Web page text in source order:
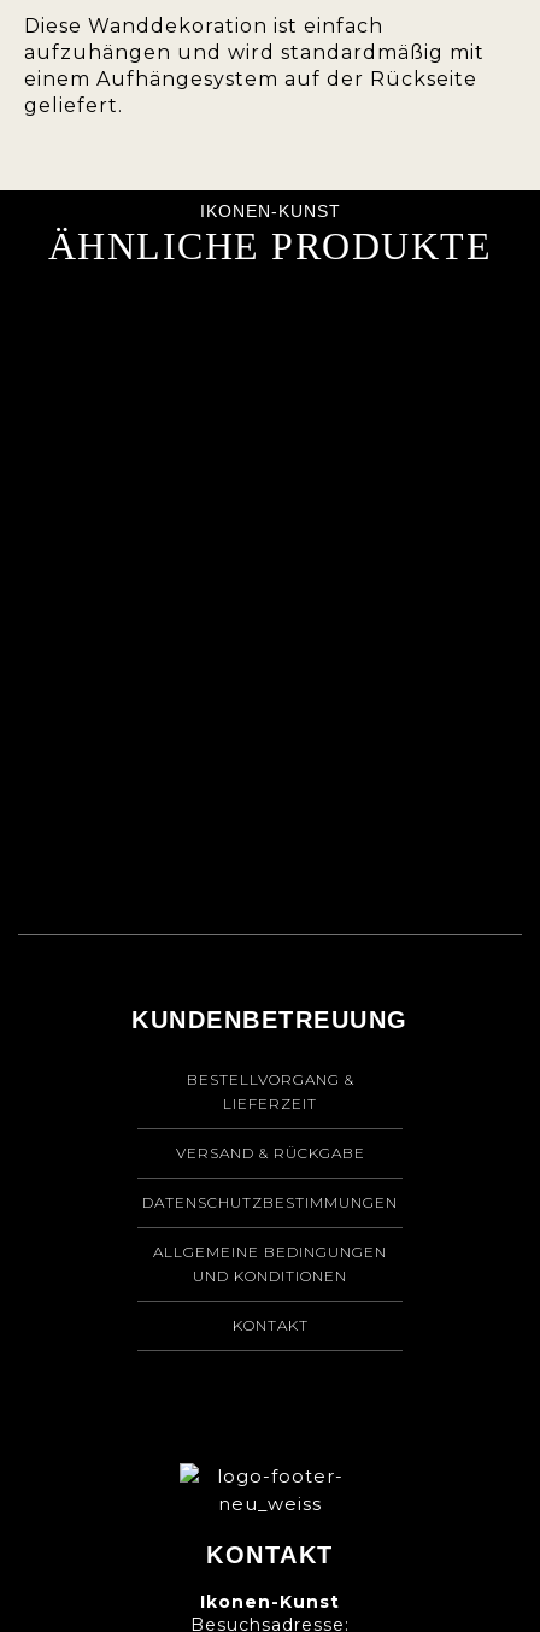
Diese Wanddekoration ist einfach
aufzuhängen und wird standardmäßig mit
einem Aufhängesystem auf der Rückseite
geliefert.
IKONEN-KUNST
ÄHNLICHE PRODUKTE
KUNDENBETREUUNG
BESTELLVORGANG &
LIEFERZEIT
VERSAND & RÜCKGABE
DATENSCHUTZBESTIMMUNGEN
ALLGEMEINE BEDINGUNGEN
UND KONDITIONEN
KONTAKT
KONTAKT
Ikonen-Kunst
Besuchsadresse: